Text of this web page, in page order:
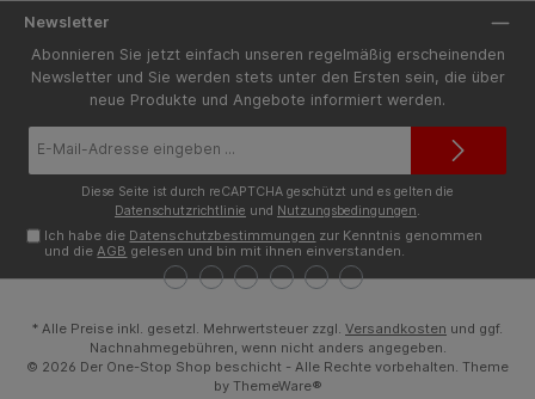
Newsletter
Abonnieren Sie jetzt einfach unseren regelmäßig erscheinenden
Newsletter und Sie werden stets unter den Ersten sein, die über
neue Produkte und Angebote informiert werden.
Mail-
Diese Seite ist durch reCAPTCHA geschützt und es gelten die
Datenschutzrichtlinie und Nutzungsbedingungen.
Ich habe die Datenschutzbestimmungen zur Kenntnis genommen
und dieAGB gelesen und bin mit ihnen einverstanden.
* Alle Preise inkl. gesetzl. Mehrwertsteuer zzgl. Versandkosten und ggf.
Nachnahmegebühren, wenn nicht anders angegeben.
© 2026 Der One-Stop Shop beschicht - Alle Rechte vorbehalten. Theme
by ThemeWare®